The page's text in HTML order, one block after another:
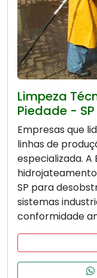
Limpeza
Piedade - SP
Empresas que
linhas de
especializada. A
SP para
sistemas
conformidade